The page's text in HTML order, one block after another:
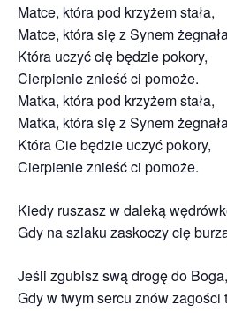
Matce, która pod krzyżem stała,
Matce, która się z Synem
Która uczyć cię będzie pokory,
Cierpienie znieść ci pomoże.
Matka, która pod krzyżem stała,
Matka, która się z Synem
Która Cie będzie uczyć pokory,
Cierpienie znieść ci pomoże.
Kiedy ruszasz w daleką
Gdy na szlaku zaskoczy cię
Jeśli zgubisz swą drogę do
Gdy w twym sercu znów zagości